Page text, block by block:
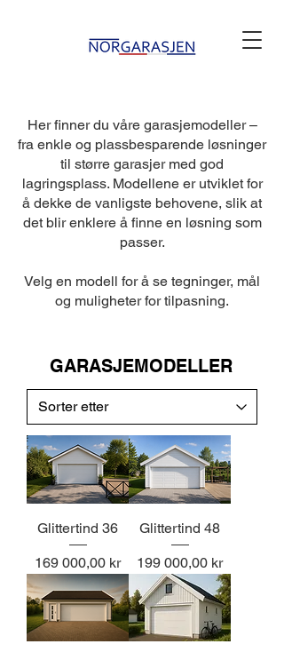
Her finner du våre garasjemodeller –
fra enkle og plassbesparende løsninger
til større garasjer med god
lagringsplass. Modellene er utviklet for
å dekke de vanligste behovene, slik at
det blir enklere å finne en løsning som
passer.
Velg en modell for å se tegninger, mål
og muligheter for tilpasning.
GARASJEMODELLER
Glittertind 36
Pris
169 000,00 kr
Glittertind 48
Pris
199 000,00 kr